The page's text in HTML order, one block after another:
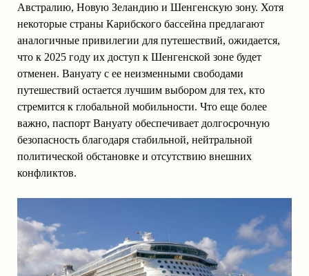
Австралию, Новую Зеландию и Шенгенскую зону. Хотя
некоторые страны Карибского бассейна предлагают
аналогичные привилегии для путешествий, ожидается,
что к 2025 году их доступ к Шенгенской зоне будет
отменен. Вануату с ее неизменными свободами
путешествий остается лучшим выбором для тех, кто
стремится к глобальной мобильности. Что еще более
важно, паспорт Вануату обеспечивает долгосрочную
безопасность благодаря стабильной, нейтральной
политической обстановке и отсутствию внешних
конфликтов.